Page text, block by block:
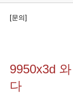
[문의]
9950x3d
다